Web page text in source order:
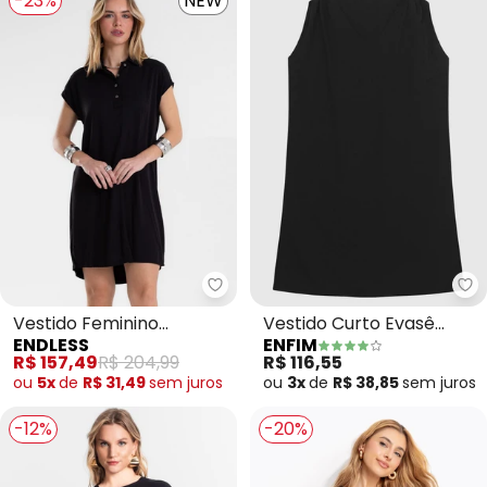
Endless - Vestido Feminino
Vestido Feminino
Chemise Amplo Liso
(Preto)
ENDLESS
R$ 157,49R$ 204,99
ou 5xde R$ 31,49sem juros
Vestido Curto Evasê
(Preto)
ENFIM
R$ 116,55
ou 3xde R$ 38,85sem juros
-12% -20%